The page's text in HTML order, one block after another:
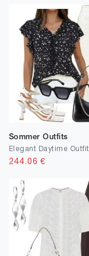
Sommer Outfits
244.06 €